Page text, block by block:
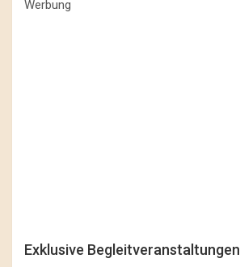
Werbung
Exklusive Begleitveranstaltungen